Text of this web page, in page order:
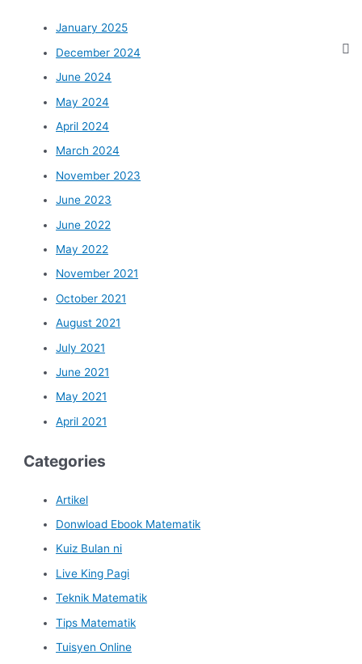
January 2025
December 2024
June 2024
May 2024
April 2024
March 2024
November 2023
June 2023
June 2022
May 2022
November 2021
October 2021
August 2021
July 2021
June 2021
May 2021
April 2021
Categories
Artikel
Donwload Ebook Matematik
Kuiz Bulan ni
Live King Pagi
Teknik Matematik
Tips Matematik
Tuisyen Online